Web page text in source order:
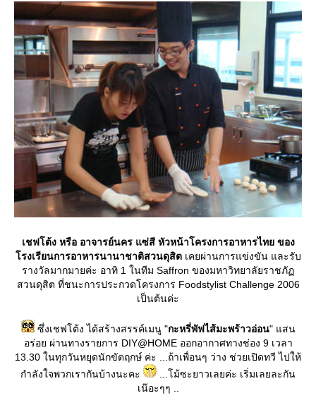
เชฟโต้ง หรือ อาจารย์นคร แซ่สี หัวหน้าโครงการอาหารไทย ของ
รงเรียนการอาหารนานาชาติสวนดุสิต เคยผ่านการแข่งขัน และรับ
รางวัลมากมายค่ะ อาทิ 1 ในทีม Saffron ของมหาวิทยาลัยราชภั
สวนดุสิต ที่ชนะการประกวดโครงการ Foodstylist Challenge 2006
เป็นต้นค่ะ
ซึ่งเชฟโต้ง ได้สร้างสรรค์เมนู "กะหรี่พัฟไส้มะพร้าวอ่อน" แสน
อร่อย ผ่านทางรายการ DIY@HOME ออกอากาศทางช่อง 9 เวลา
13.30 ในทุกวันหยุดนักขัตฤกษ์ ค่ะ ...ถ้าเพื่อนๆ ว่าง ช่วยเปิดทวี ไปให้
กำลังใจพวกเรากันบ้างนะคะ
...โม้ซะยาวเลยค่ะ เริ่มเลยละกัน
เน๊อะๆๆ ..